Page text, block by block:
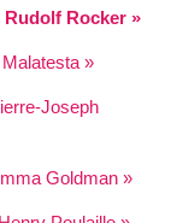
Rudolf Rocker »
»
Joseph
Goldman »